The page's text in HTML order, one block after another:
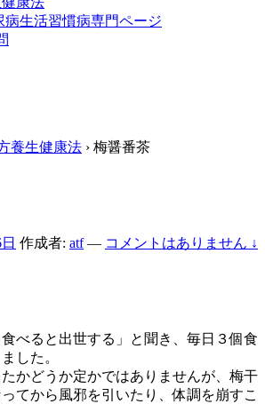
病生活習慣病専門ページ
養生健康法 › 梅醤番茶
作成者: atf — コメントはありません ↓
食べると出世する」と聞き、毎日３個食
した。
かどうか定かではありませんが、梅干
てから風邪を引いたり、体調を崩すこ